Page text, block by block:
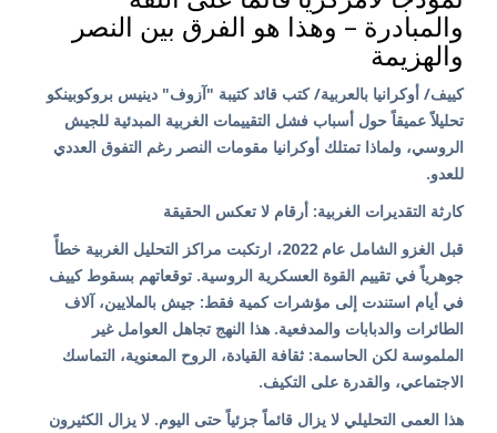
والمبادرة – وهذا هو الفرق بين النصر
والهزيمة
كييف/ أوكرانيا بالعربية/ كتب قائد كتيبة "آزوف" دينيس بروكوبينكو
تحليلاً عميقاً حول أسباب فشل التقييمات الغربية المبدئية للجيش
الروسي، ولماذا تمتلك أوكرانيا مقومات النصر رغم التفوق العددي
للعدو.
كارثة التقديرات الغربية: أرقام لا تعكس الحقيقة
قبل الغزو الشامل عام 2022، ارتكبت مراكز التحليل الغربية خطأً
جوهرياً في تقييم القوة العسكرية الروسية. توقعاتهم بسقوط كييف
في أيام استندت إلى مؤشرات كمية فقط: جيش بالملايين، آلاف
الطائرات والدبابات والمدفعية. هذا النهج تجاهل العوامل غير
الملموسة لكن الحاسمة: ثقافة القيادة، الروح المعنوية، التماسك
الاجتماعي، والقدرة على التكيف.
هذا العمى التحليلي لا يزال قائماً جزئياً حتى اليوم. لا يزال الكثيرون